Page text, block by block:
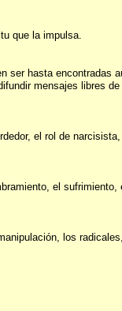
que la impulsa.
hasta encontradas
mensajes libres
el rol de
el
los